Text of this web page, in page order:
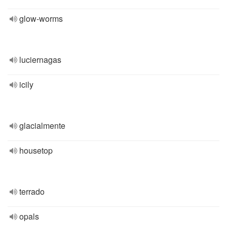
glow-worms
luciernagas
icily
glacialmente
housetop
terrado
opals